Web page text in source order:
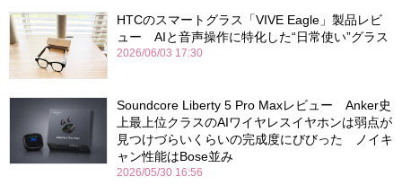
HTCのスマートグラス「VIVE Eagle」製品レビ
ュー AIと音声操作に特化した“日常使い”グラス
2026/06/03 17:30
Soundcore Liberty 5 Pro Maxレビュー Anker史
上最上位クラスのAIワイヤレスイヤホンは弱点が
見つけづらいくらいの完成度にびびった ノイキ
ャン性能はBose並み
2026/05/30 16:56